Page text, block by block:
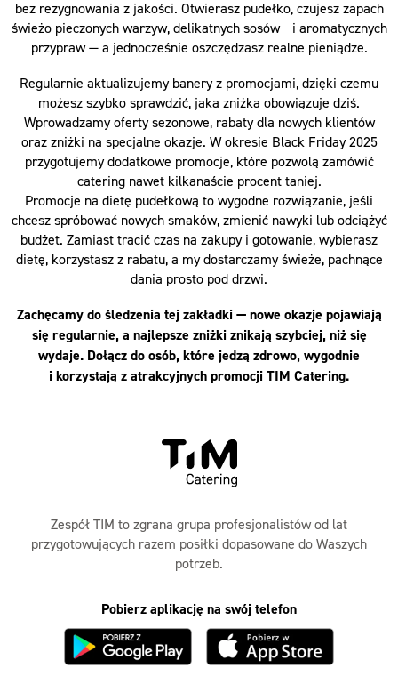
bez rezygnowania z jakości. Otwierasz pudełko, czujesz zapach
świeżo pieczonych warzyw, delikatnych sosów i aromatycznych
przypraw — a jednocześnie oszczędzasz realne pieniądze.
Regularnie aktualizujemy banery z promocjami, dzięki czemu
możesz szybko sprawdzić, jaka zniżka obowiązuje dziś.
Wprowadzamy oferty sezonowe, rabaty dla nowych klientów
oraz zniżki na specjalne okazje. W okresie Black Friday 2025
przygotujemy dodatkowe promocje, które pozwolą zamówić
catering nawet kilkanaście procent taniej.
Promocje na dietę pudełkową to wygodne rozwiązanie, jeśli
chcesz spróbować nowych smaków, zmienić nawyki lub odciążyć
budżet. Zamiast tracić czas na zakupy i gotowanie, wybierasz
dietę, korzystasz z rabatu, a my dostarczamy świeże, pachnące
dania prosto pod drzwi.
Zachęcamy do śledzenia tej zakładki — nowe okazje pojawiają
się regularnie, a najlepsze zniżki znikają szybciej, niż się
wydaje. Dołącz do osób, które jedzą zdrowo, wygodnie
i korzystają z atrakcyjnych promocji TIM Catering.
Zespół TIM to zgrana grupa profesjonalistów od lat
przygotowujących razem posiłki dopasowane do Waszych
potrzeb.
Pobierz aplikację na swój telefon